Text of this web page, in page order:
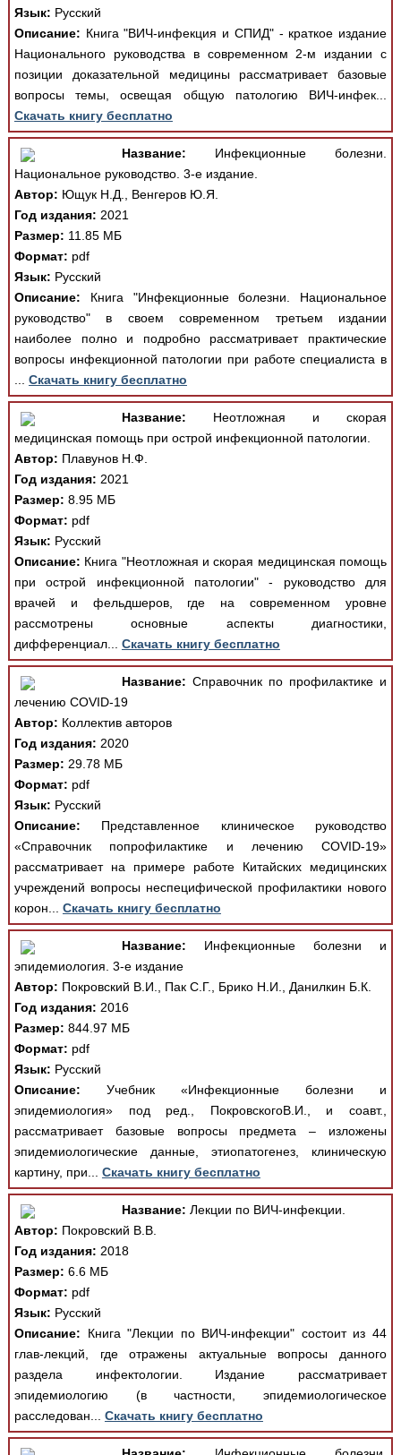
Язык: Русский
Описание: Книга "ВИЧ-инфекция и СПИД" - краткое издание
Национального руководства в современном 2-м издании с
позиции доказательной медицины рассматривает базовые
вопросы темы, освещая общую патологию ВИЧ-инфек...
Скачать книгу бесплатно
Название: Инфекционные болезни.
Национальное руководство. 3-е издание.
Автор: Ющук Н.Д., Венгеров Ю.Я.
Год издания: 2021
Размер: 11.85 МБ
Формат: pdf
Язык: Русский
Описание: Книга "Инфекционные болезни. Национальное
руководство" в своем современном третьем издании
наиболее полно и подробно рассматривает практические
вопросы инфекционной патологии при работе специалиста в
Скачать книгу бесплатно
Название: Неотложная и скорая
медицинская помощь при острой инфекционной патологии.
Автор: Плавунов Н.Ф.
Год издания: 2021
Размер: 8.95 МБ
Формат: pdf
Язык: Русский
Описание: Книга "Неотложная и скорая медицинская помощь
при острой инфекционной патологии" - руководство для
врачей и фельдшеров, где на современном уровне
рассмотрены основные аспекты диагностики,
дифференциал... Скачать книгу бесплатно
Название: Справочник по профилактике и
лечению COVID-19
Автор: Коллектив авторов
Год издания: 2020
Размер: 29.78 МБ
Формат: pdf
Язык: Русский
Описание: Представленное клиническое руководство
«Справочник попрофилактике и лечению COVID-19»
рассматривает на примере работе Китайских медицинских
учреждений вопросы неспецифической профилактики нового
корон... Скачать книгу бесплатно
Название: Инфекционные болезни и
эпидемиология. 3-е издание
Автор: Покровский В.И., Пак С.Г., Брико Н.И., Данилкин Б.К.
Год издания: 2016
Размер: 844.97 МБ
Формат: pdf
Язык: Русский
Описание: Учебник «Инфекционные болезни и
эпидемиология» под ред., ПокровскогоВ.И., и соавт.,
рассматривает базовые вопросы предмета – изложены
эпидемиологические данные, этиопатогенез, клиническую
картину, при... Скачать книгу бесплатно
Название: Лекции по ВИЧ-инфекции.
Автор: Покровский В.В.
Год издания: 2018
Размер: 6.6 МБ
Формат: pdf
Язык: Русский
Описание: Книга "Лекции по ВИЧ-инфекции" состоит из 44
глав-лекций, где отражены актуальные вопросы данного
раздела инфектологии. Издание рассматривает
эпидемиологию (в частности, эпидемиологическое
расследован... Скачать книгу бесплатно